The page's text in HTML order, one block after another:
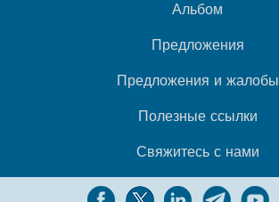
Альбом
Предложения
Предложения и жалобы
Полезные ссылки
Свяжитесь с нами